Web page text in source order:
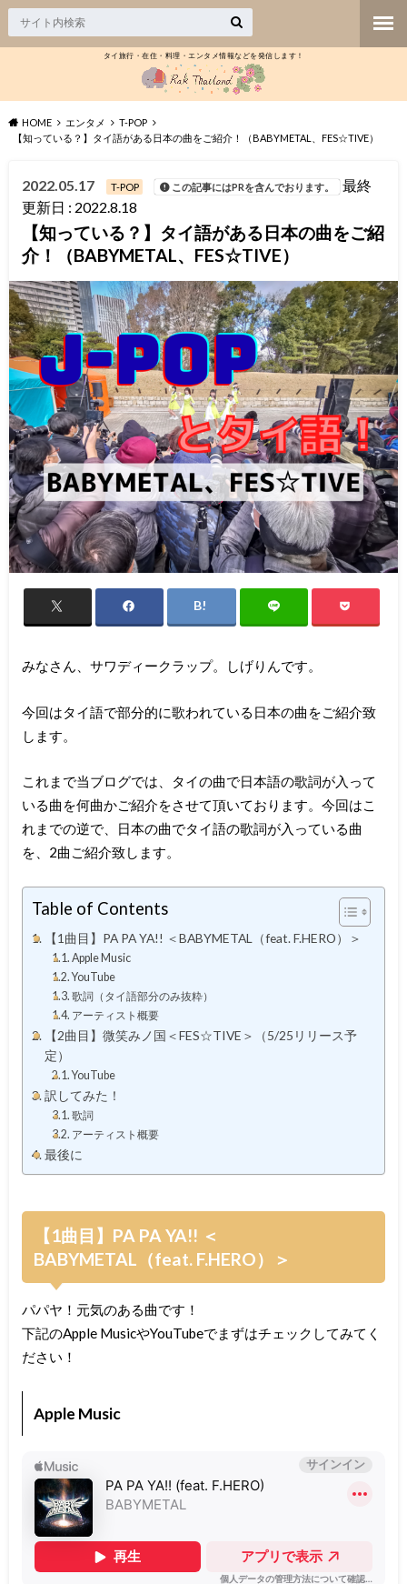
タイ旅行・在住・料理・エンタメ情報などを発信します！
HOME エンタメ
T-POP
【知っている？】タイ語がある日本の曲をご紹介！（BABYMETAL、FES☆TIVE）
2022.05.17 T-POP この記事にはPRを含んでおります。
最終
更新日 : 2022.8.18
【知っている？】タイ語がある日本の曲をご紹
介！（BABYMETAL、FES☆TIVE）
みなさん、サワディークラップ。しげりんです。
今回はタイ語で部分的に歌われている日本の曲をご紹介致
します。
これまで当ブログでは、タイの曲で日本語の歌詞が入って
いる曲を何曲かご紹介をさせて頂いております。今回はこ
れまでの逆で、日本の曲でタイ語の歌詞が入っている曲
を、2曲ご紹介致します。
Table of Contents
【1曲目】PA PA YA!! ＜BABYMETAL（feat. F.HERO）＞
Apple Music
YouTube
歌詞（タイ語部分のみ抜粋）
アーティスト概要
【2曲目】微笑みノ国＜FES☆TIVE＞（5/25リリース予
定）
YouTube
訳してみた！
歌詞
アーティスト概要
最後に
【1曲目】PA PA YA!! ＜
BABYMETAL（feat. F.HERO）＞
パパヤ！元気のある曲です！
下記のApple MusicやYouTubeでまずはチェックしてみてく
ださい！
Apple Music